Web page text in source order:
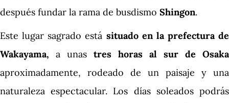
después fundar la rama de busdismo Shingon.
Este lugar sagrado está situado en la prefectura de
Wakayama, a unas tres horas al sur de Osaka
aproximadamente, rodeado de un paisaje y una
naturaleza espectacular. Los días soleados podrás